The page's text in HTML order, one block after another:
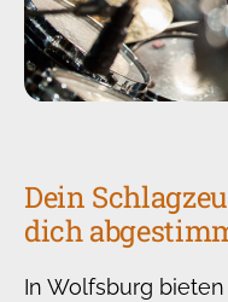
Dein
dich
In Wolfsburg